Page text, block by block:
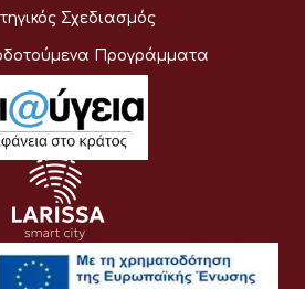
Σχεδιασμός
Προγράμματα